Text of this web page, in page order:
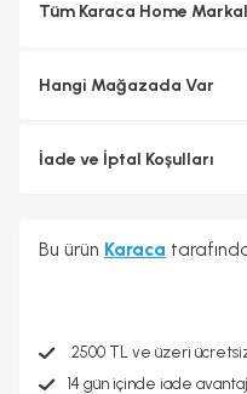
Tüm Karaca Home
Hangi Mağazada Var
İade ve İptal Koşulları
Bu ürün Karaca
2500 TL ve üzeri
14 gün içinde iade